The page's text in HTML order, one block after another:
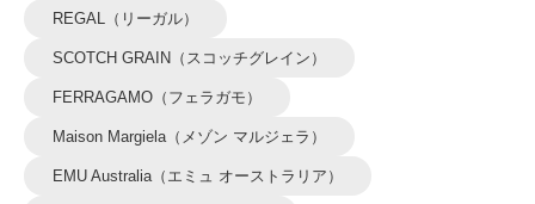
REGAL（リーガル）
SCOTCH GRAIN（スコッチグレイン）
FERRAGAMO（フェラガモ）
Maison Margiela（メゾン マルジェラ）
EMU Australia（エミュ オーストラリア）